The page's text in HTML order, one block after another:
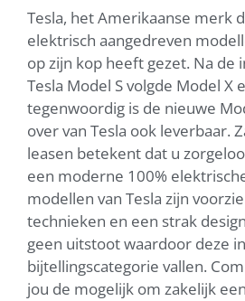
Tesla, het Amerikaanse merk
elektrisch aangedreven
op zijn kop heeft gezet. Na de
Tesla Model S volgde Model X
tegenwoordig is de nieuwe
over van Tesla ook leverbaar.
leasen betekent dat u
een moderne 100%
modellen van Tesla zijn
technieken en een strak
geen uitstoot waardoor deze
bijtellingscategorie vallen.
jou de mogelijk om zakelijk